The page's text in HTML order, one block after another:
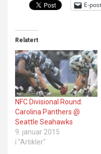
E-post
Relatert
NFC Divisional Round:
Carolina Panthers @
Seattle Seahawks
9. januar 2015
i "Artikler"